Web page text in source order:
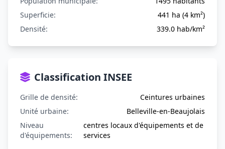
Superficie:
441 ha (4 km²)
Densité:
339.0 hab/km²
Classification INSEE
Grille de densité:
Ceintures urbaines
Unité urbaine:
Belleville-en-Beaujolais
Niveau
d'équipements:
centres locaux d'équipements et de
services